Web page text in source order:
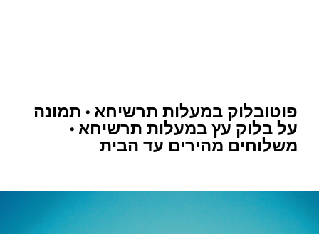
פוטובלוק במעלות תרשיחא • תמונה
על בלוק עץ במעלות תרשיחא •
משלוחים מהירים עד הבית